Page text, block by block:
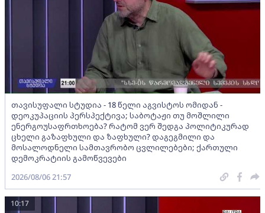
თავისუფალი სტუდია - 18 წელი აგვისტოს ომიდან -
დეოკუპაციის პერსპექტივა; საბოტაჟი თუ მოშლილი
ენერგოუსაფრთხოება? რატომ ვერ შედგა პოლიტიკურად
ცხელი გაზაფხული და ზაფხული? დაგეგმილი და
მოსალოდნელი სამთავრობო ცვლილებები; ქართული
დემოკრატიის გამოწვევები
2026/08/06 21:57
10:17